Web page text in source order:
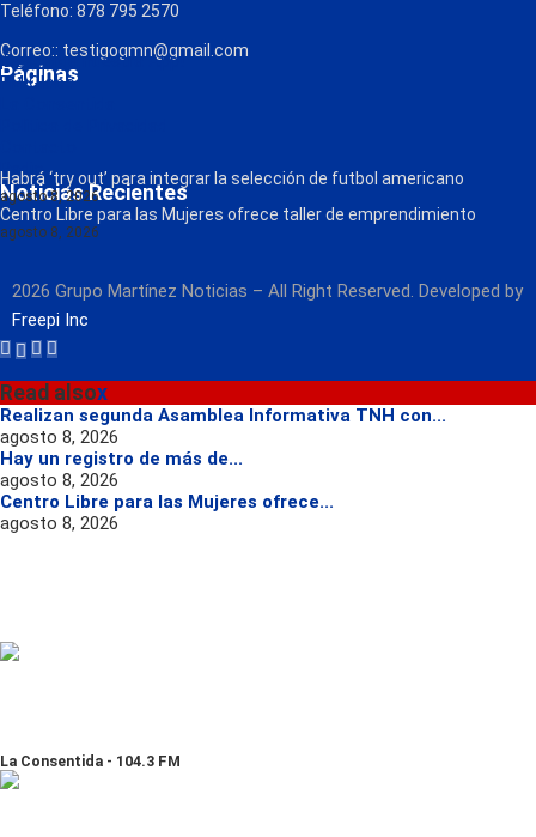
Teléfono: 878 795 2570
Correo:: testigogmn@gmail.com
Páginas
¡Descarga nuestra App!
FM Globo
Radio
Noticias Recientes
Habrá ‘try out’ para integrar la selección de futbol americano
agosto 8, 2026
Centro Libre para las Mujeres ofrece taller de emprendimiento
agosto 8, 2026
2026 Grupo Martínez Noticias – All Right Reserved. Developed by
Freepi Inc
Read alsox
Realizan segunda Asamblea Informativa TNH con...
agosto 8, 2026
Hay un registro de más de...
agosto 8, 2026
Centro Libre para las Mujeres ofrece...
agosto 8, 2026
La Consentida - 104.3 FM